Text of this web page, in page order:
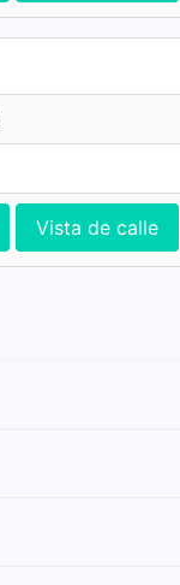
Vista de calle